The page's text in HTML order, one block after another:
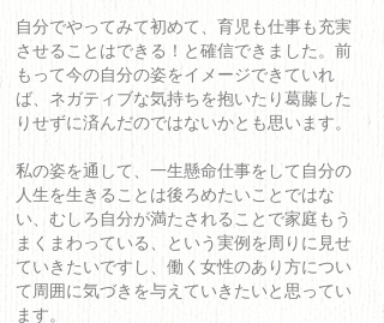
自分でやってみて初めて、育児も仕事も充実
させることはできる！と確信できました。前
もって今の自分の姿をイメージできていれ
ば、ネガティブな気持ちを抱いたり葛藤した
りせずに済んだのではないかとも思います。
私の姿を通して、一生懸命仕事をして自分の
人生を生きることは後ろめたいことではな
い、むしろ自分が満たされることで家庭もう
まくまわっている、という実例を周りに見せ
ていきたいですし、働く女性のあり方につい
て周囲に気づきを与えていきたいと思ってい
ます。